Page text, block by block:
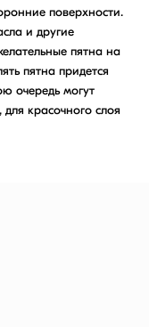
поверхности.
и другие
пятна на
пятна придется
очередь могут
красочного слоя